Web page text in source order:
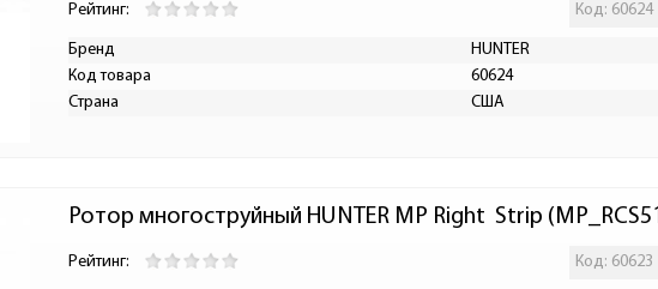
Рейтинг: Код: 60624
Бренд
HUNTER
Код товара
60624
Страна
США
Ротор многоструйный HUNTER MP Right  Strip
Рейтинг: Код: 60623